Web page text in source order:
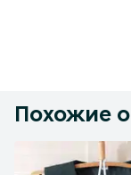
Похожие